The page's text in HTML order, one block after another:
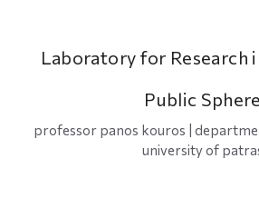
Laboratory for Research
Public Sphere
professor panos kouros |
university of